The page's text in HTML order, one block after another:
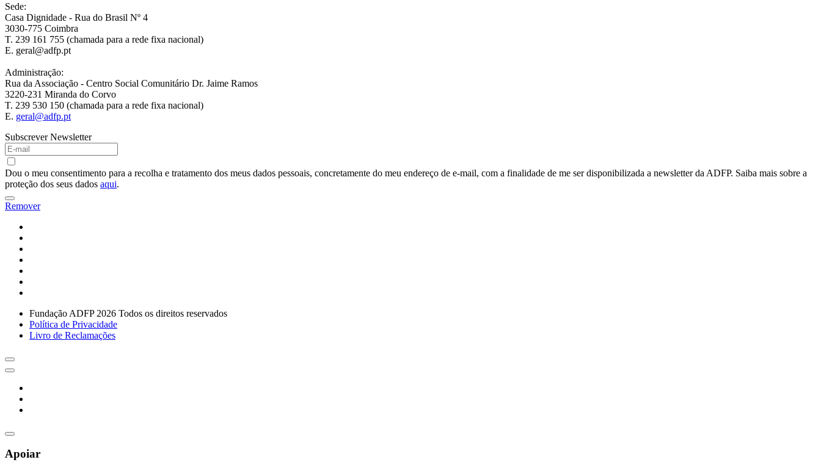
Sede:
Casa Dignidade - Rua do Brasil Nº 4
3030-775 Coimbra
T. 239 161 755 (chamada para a rede fixa nacional)
E. geral@adfp.pt
Administração:
Rua da Associação - Centro Social Comunitário Dr. Jaime Ramos
3220-231 Miranda do Corvo
T. 239 530 150 (chamada para a rede fixa nacional)
E. geral@adfp.pt
Subscrever Newsletter
Dou o meu consentimento para a recolha e tratamento dos meus dados pessoais, concretamente do meu endereço de e-mail, com a finalidade de me ser disponibilizada a newsletter da ADFP. Saiba mais sobre a
proteção dos seus dados aqui.
Remover
Fundação ADFP 2026 Todos os direitos reservados
Política de Privacidade
Livro de Reclamações
Apoiar